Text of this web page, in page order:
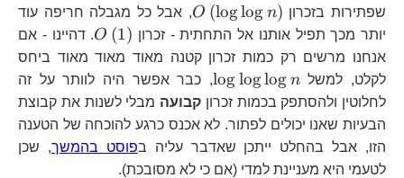
שפתירות בזכרוןO\left(\log\log
n\right)
O (loglog n)
, אבל כל מגבלה חריפה עוד
יותר מכך תפיל אותנו אל התחתית - זכרון
O (1)
. דהיינו - אם
אנחנו מרשים רק כמות זכרון קטנה מאוד מאוד מאוד ביחס
לקלט, למשל
\log\log\log
n
logloglog n
, כבר אפשר היה לוותר על זה
לחלוטין ולהסתפק בכמות זכרון קבועה מבלי לשנות את קבוצת
הבעיות שאנו יכולים לפתור. לא אכנס כרגע להוכחה של הטענה
הזו, אבל בהחלט ייתכן שאדבר עליה בפוסט בהמשך, שכן
לטעמי היא מעניינת למדי (אם כי לא מסובכת).